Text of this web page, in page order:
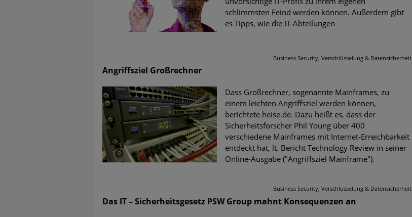
schlimmsten Feind werden können. Außerdem gibt
es Tipps, wie die IT-Abteilungen
Business Security, Verschlüsselung & Datensicherheit
Angriffsziel Großrechner
Dass Großrechner, sogenannte Mainframes, zu
einem leichten Angriffsziel werden können,
berichtete heise.de. Dazu heißt es, dass der
Sicherheitsforscher Phil Young über 400
verschiedene Mainframes mit Internet-Erreichbarkeit
entdeckt hat, lt. Bericht Technology Review in seiner
Online-Ausgabe ("Angriffsziel Mainframe").
Business Security, Verschlüsselung & Datensicherheit
Das IT – Sicherheitsgesetz PSW Group mahnt Konsequenzen an